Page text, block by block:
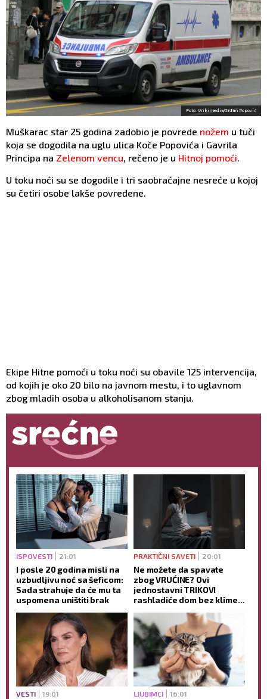
Foto: Wikimedia/Srđan Popović
Muškarac star 25 godina zadobio je povrede nožem u tuči
koja se dogodila na uglu ulica Koče Popovića i Gavrila
Principa na Zelenom vencu, rečeno je u Hitnoj pomoći.
U toku noći su se dogodile i tri saobraćajne nesreće u kojoj
su četiri osobe lakše povređene.
Ekipe Hitne pomoći u toku noći su obavile 125 intervencija,
od kojih je oko 20 bilo na javnom mestu, i to uglavnom
zbog mladih osoba u alkoholisanom stanju.
ISPOVESTI 21:01
I posle 20 godina misli na
uzbudljivu noć sa šeficom:
Sada strahuje da će mu ta
uspomena uništiti brak
PRAKTIČNI SAVETI 20:01
Ne možete da spavate
zbog VRUĆINE? Ovi
jednostavni TRIKOVI
rashladiće dom bez klime i
zaspite
VESTI 19:01 LJUBIMCI 16:01